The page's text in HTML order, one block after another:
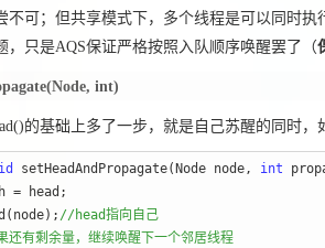
不可；但共享模式下，多个线程是可以同时
，只是AQS保证严格按照入队顺序唤醒罢了（
int)
的基础上多了一步，就是自己苏醒的同时
setHeadAndPropagate(Node node, int
=
//
还有剩余量，继续唤醒下一个邻居线程